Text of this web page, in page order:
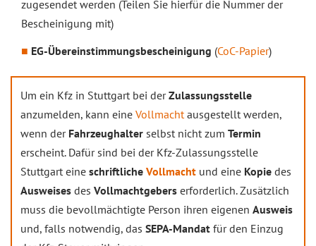
zugesendet werden (Teilen Sie hierfür die Nummer der
Bescheinigung mit)
EG-Übereinstimmungsbescheinigung (CoC-Papier)
Um ein Kfz in Stuttgart bei derZulassungsstelle
anzumelden, kann eine Vollmachtausgestellt werden,
wenn der Fahrzeughalter selbst nicht zum Termin
erscheint. Dafür sind bei der Kfz-Zulassungsstelle
Stuttgart eine schriftliche Vollmacht und eine Kopie des
Ausweises des Vollmachtgebers erforderlich. Zusätzlich
muss die bevollmächtigte Person ihren eigenen Ausweis
und, falls notwendig, das SEPA-Mandat für den Einzug